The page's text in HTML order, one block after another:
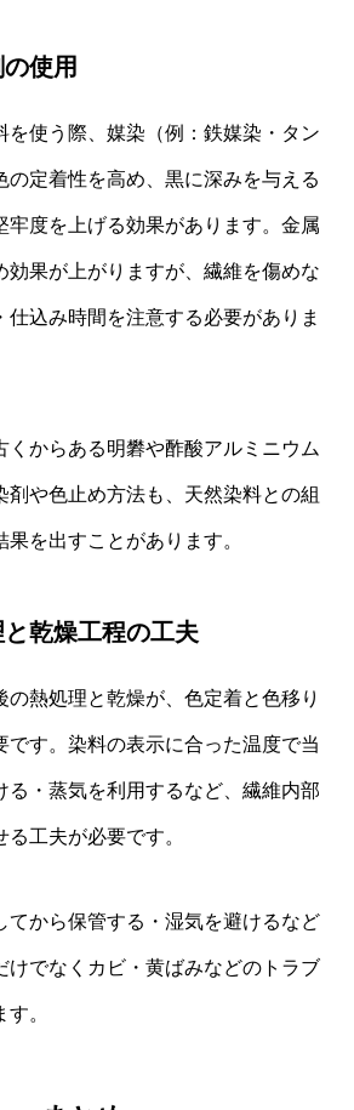
使用
を使う際、媒染（例：鉄媒染・タン
の定着性を高め、黒に深みを与える
牢度を上げる効果があります。金属
効果が上がりますが、繊維を傷めな
仕込み時間を注意する必要がありま
くからある明礬や酢酸アルミニウム
剤や色止め方法も、天然染料との組
を出すことがあります。
乾燥工程の工夫
の熱処理と乾燥が、色定着と色移り
です。染料の表示に合った温度で当
る・蒸気を利用するなど、繊維内部
工夫が必要です。
てから保管する・湿気を避けるなど
けでなくカビ・黄ばみなどのトラブ
。